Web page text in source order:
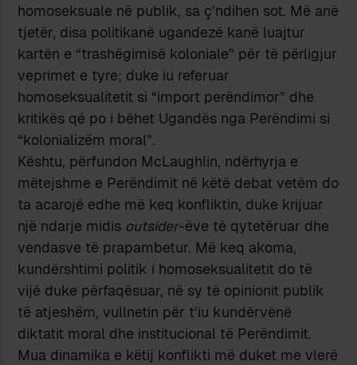
homoseksuale në publik, sa ç’ndihen sot. Më anë
tjetër, disa politikanë ugandezë kanë luajtur
kartën e “trashëgimisë koloniale” për të përligjur
veprimet e tyre; duke iu referuar
homoseksualitetit si “import perëndimor” dhe
kritikës që po i bëhet Ugandës nga Perëndimi si
“kolonializëm moral”.
Kështu, përfundon McLaughlin, ndërhyrja e
mëtejshme e Perëndimit në këtë debat vetëm do
ta acarojë edhe më keq konfliktin, duke krijuar
një ndarje midis outsider-ëve të qytetëruar dhe
vendasve të prapambetur. Më keq akoma,
kundërshtimi politik i homoseksualitetit do të
vijë duke përfaqësuar, në sy të opinionit publik
të atjeshëm, vullnetin për t’iu kundërvënë
diktatit moral dhe institucional të Perëndimit.
Mua dinamika e këtij konflikti më duket me vlerë